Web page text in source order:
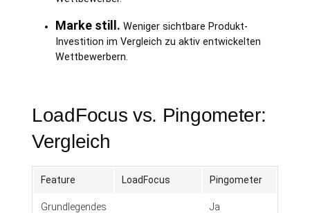
Marke still. Weniger sichtbare Produkt-
Investition im Vergleich zu aktiv entwickelten
Wettbewerbern.
LoadFocus vs. Pingometer:
Vergleich
Feature LoadFocus Pingometer
Grundlegendes
Ja